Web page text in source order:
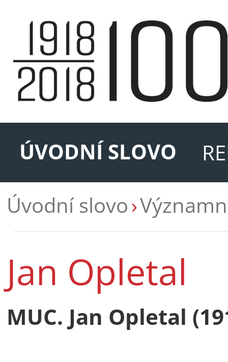
ÚVODNÍ SLOVO
Úvodní slovo
Jan Opletal
MUC. Jan Opletal